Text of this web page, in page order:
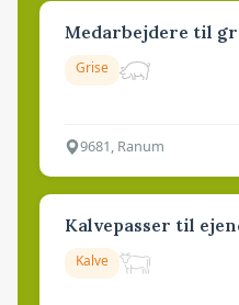
Medarbejdere til
Grise
9681, Ranum
Kalvepasser til
Kalve